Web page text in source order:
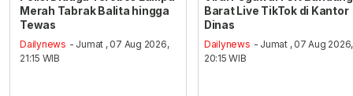
Merah Tabrak Balita hingga
Tewas
Dailynews - Jumat , 07 Aug 2026,
21:15 WIB
Barat Live TikTok di Kantor
Dinas
Dailynews - Jumat , 07 Aug 2026,
20:15 WIB